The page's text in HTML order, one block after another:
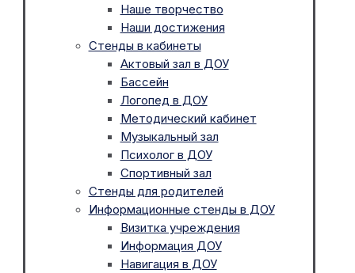
Наше творчество
Наши достижения
Стенды в кабинеты
Актовый зал в ДОУ
Бассейн
Логопед в ДОУ
Методический кабинет
Музыкальный зал
Психолог в ДОУ
Спортивный зал
Стенды для родителей
Информационные стенды в ДОУ
Визитка учреждения
Информация ДОУ
Навигация в ДОУ